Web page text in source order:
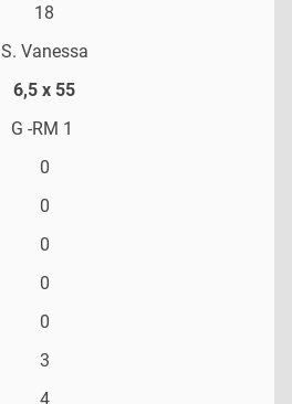
18
S. Vanessa
6,5 x 55
G -RM 1
0
0
0
0
0
3
4